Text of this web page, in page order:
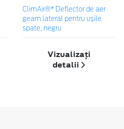
ClimAir®* Deflector de aer
geam lateral pentru ușile
spate, negru
Vizualizați
detalii